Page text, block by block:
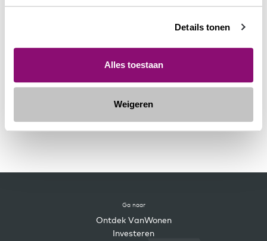
Details tonen
Alles toestaan
Weigeren
gezonde stad.
Ga naar
Ontdek VanWonen
Investeren